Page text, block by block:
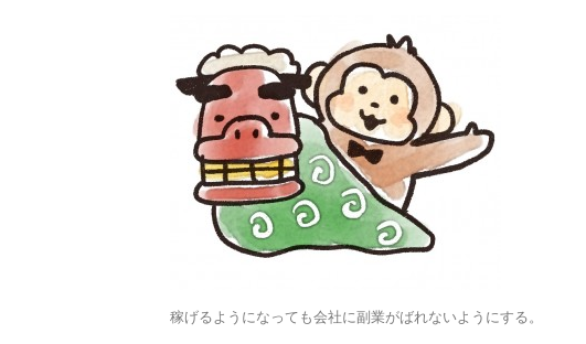
稼げるようになっても会社に副業がばれないようにする。